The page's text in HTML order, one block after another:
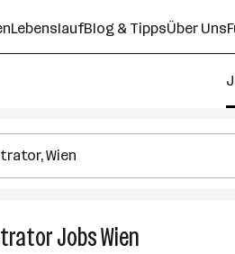
LebenslaufBlog & TippsÜber Uns
JobsWien